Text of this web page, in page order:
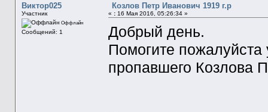
Виктор025
Участник
Оффлайн
Сообщений: 1
Козлов Петр Иванович 1919 г.р
« :16 Мая 2016, 05:26:34 »
Добрый день.
Помогите пожалуйста
пропавшего Козлова